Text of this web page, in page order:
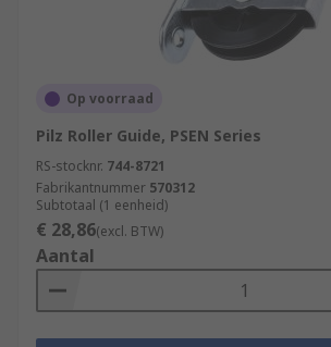
Op voorraad
Pilz Roller Guide, PSEN Series
RS-stocknr. 744-8721
Fabrikantnummer 570312
Subtotaal (1 eenheid)
€ 28,86(excl. BTW)
Aantal